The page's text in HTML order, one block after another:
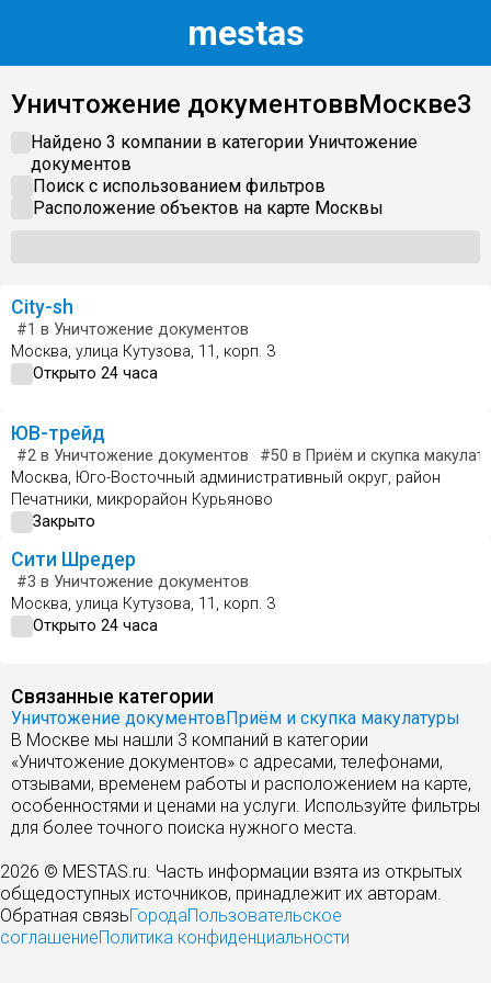
mestas
Уничтожение документоввМоскве3
Найдено 3 компании в категорииУничтожение
документов
Поиск с использованием фильтров
Расположение объектов на карте Москвы
City-sh
#1 в Уничтожение документов
Москва, улица Кутузова, 11, корп. 3
Открыто 24 часа
ЮВ-трейд
#2 в Уничтожение документов #50 в Приём и скупка
Москва, Юго-Восточный административный округ, район
Печатники, микрорайон Курьяново
Закрыто
Сити Шредер
#3 в Уничтожение документов
Москва, улица Кутузова, 11, корп. 3
Открыто 24 часа
Связанные категории
Уничтожение документовПриём и скупка макулатуры
В Москве мы нашли 3 компаний в категории
«Уничтожение документов» с адресами, телефонами,
отзывами, временем работы и расположением на карте,
особенностями и ценами на услуги. Используйте фильтры
для более точного поиска нужного места.
2026 © MESTAS.ru. Часть информации взята из открытых
общедоступных источников, принадлежит их авторам.
Обратная связьГородаПользовательское
соглашениеПолитика конфиденциальности